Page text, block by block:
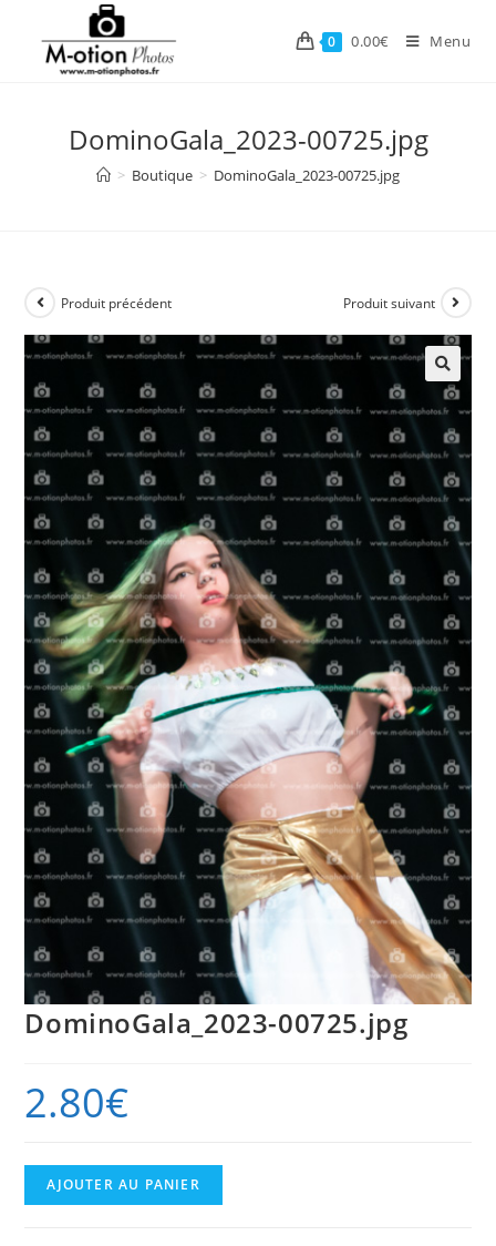
content
0 0.00€ Menu
DominoGala_2023-00725.jpg
> Boutique > DominoGala_2023-00725.jpg
Produit précédent Produit suivant
DominoGala_2023-00725.jpg
2.80€
quantité
de
AJOUTER AU PANIER